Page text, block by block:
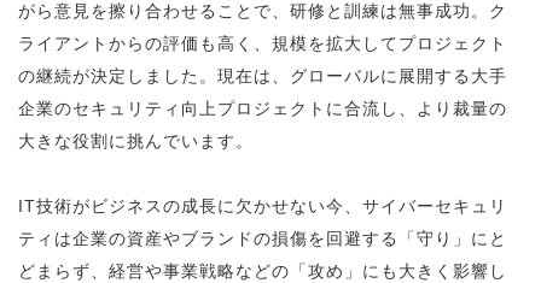
がら意見を擦り合わせることで、研修と訓練は無事成功。ク
ライアントからの評価も高く、規模を拡大してプロジェクト
の継続が決定しました。現在は、グローバルに展開する大手
企業のセキュリティ向上プロジェクトに合流し、より裁量の
大きな役割に挑んでいます。
IT技術がビジネスの成長に欠かせない今、サイバーセキュリ
ティは企業の資産やブランドの損傷を回避する「守り」にと
どまらず、経営や事業戦略などの「攻め」にも大きく影響し